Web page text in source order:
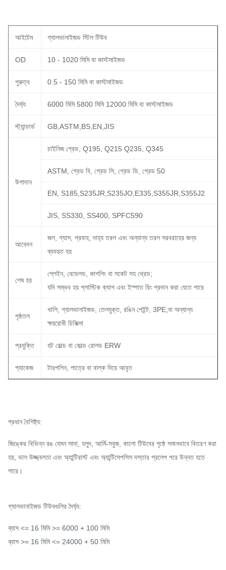
আইটেম গ্যালভানাইজড স্টিল টিউব
OD 10 - 1020 মিমি বা কাস্টমাইজড
পুরুত্ব 0.5 - 150 মিমি বা কাস্টমাইজড
দৈর্ঘ্য 6000 মিমি 5800 মিমি 12000 মিমি বা কাস্টমাইজড
স্ট্যান্ডার্ড GB,ASTM,BS,EN,JIS
উপাদান
চাইনিজ গ্রেড, Q195, Q215 Q235, Q345
ASTM, গ্রেড বি, গ্রেড সি, গ্রেড ডি, গ্রেড 50
EN, S185,S235JR,S235JO,E335,S355JR,S355J2
JIS, SS330, SS400, SPFC590
আবেদন
জল, গ্যাস, প্রবাহ, দাহ্য তরল এবং অন্যান্য তরল সরবরাহের জন্য
ব্যবহৃত হয়
শেষ হয়
প্লেইন, বেভেলড, কাপলিং বা সকেট সহ থ্রেড;
যদি সম্ভব হয় প্লাস্টিক ক্যাপ এবং ইস্পাত রিং প্রদান করা যেতে পারে
পৃষ্ঠতল
খালি, গ্যালভানাইজড, তেলযুক্ত, রঙিন পেইন্ট, 3PE;বা অন্যান্য
ক্ষয়রোধী চিকিত্সা
প্রযুক্তি হট রোল্ড বা কোল্ড রোলড ERW
প্যাকেজ টারপলিন, পাত্রে বা বাল্ক দিয়ে আবৃত
প্রধান বৈশিষ্ট্য:
জিঙ্কের বিভিন্ন রঙ যেমন সাদা, হলুদ, আর্মি-সবুজ, কালো টিউবের পৃষ্ঠে সমানভাবে বিতরণ করা
হয়, ভাল উজ্জ্বলতা এবং অ্যান্টিরাস্ট এবং অ্যান্টিসেপসিস দস্তার প্রলেপ পরে উন্নত হতে
পারে।
গ্যালভানাইজড টিউবগুলির দৈর্ঘ্য:
ব্যাস <= 16 মিমি >= 6000 + 100 মিমি
ব্যাস >= 16 মিমি <= 24000 + 50 মিমি